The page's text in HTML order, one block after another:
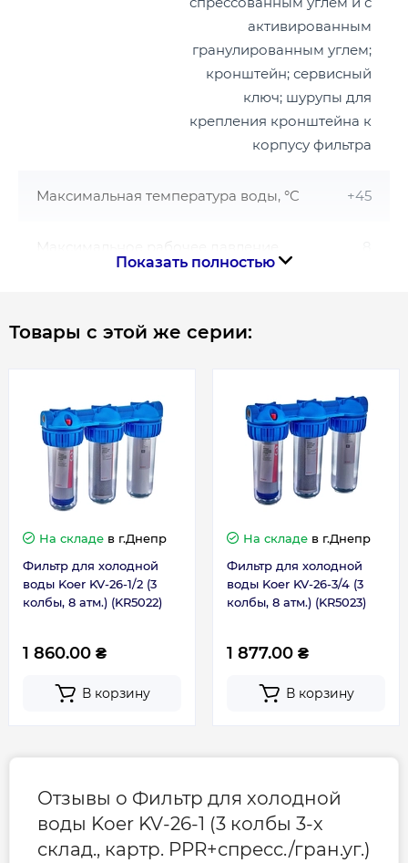
мощностях Европейских предприятий;
контроль качества осуществляется
европейскими специалистами.
активированным
гранулированным углем;
кронштейн; сервисный
ключ; шурупы для
крепления кронштейна к
корпусу фильтра
Максимальная температура воды, °C +45
Максимальное рабочее давление
Рабочее давление, бар 8
Размер подключения
Тип фильтра
Страна производства Китай
Гарантия
Показать полностью
Товары с этой же серии:
На складе в г.Днепр
Фильтр для холодной
воды Koer KV-26-1/2 (3
колбы, 8 атм.) (KR5022)
1 860.00 ₴
В корзину
На складе в г.Днепр
Фильтр для холодной
воды Koer KV-26-3/4 (3
колбы, 8 атм.) (KR5023)
1 877.00 ₴
В корзину
Отзывы о Фильтр для холодной
воды Koer KV-26-1 (3 колбы 3-х
склад., картр. PPR+спресс./гран.уг.)